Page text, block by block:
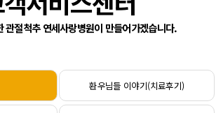
관절척추 연세사랑병원이 만들어가겠습니다.
환우님들 이야기(치료후기)